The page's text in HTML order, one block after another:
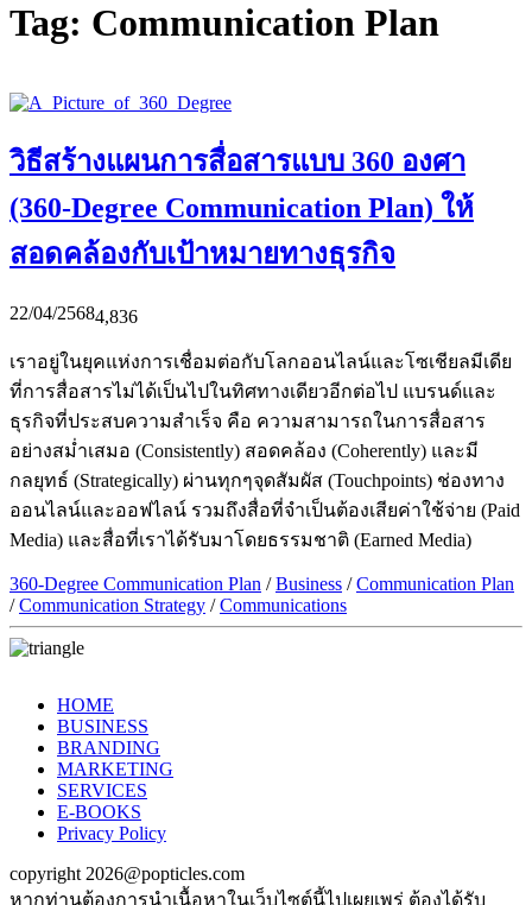
Tag: Communication Plan
วิธีสร้างแผนการสื่อสารแบบ 360 องศา
(360-Degree Communication Plan) ให้
สอดคล้องกับเป้าหมายทางธุรกิจ
22/04/25684,836
เราอยู่ในยุคแห่งการเชื่อมต่อกับโลกออนไลน์และโซเชียลมีเดีย
ที่การสื่อสารไม่ได้เป็นไปในทิศทางเดียวอีกต่อไป แบรนด์และ
ธุรกิจที่ประสบความสำเร็จ คือ ความสามารถในการสื่อสาร
อย่างสม่ำเสมอ (Consistently) สอดคล้อง (Coherently) และมี
กลยุทธ์ (Strategically) ผ่านทุกๆจุดสัมผัส (Touchpoints) ช่องทาง
ออนไลน์และออฟไลน์ รวมถึงสื่อที่จำเป็นต้องเสียค่าใช้จ่าย (Paid
Media) และสื่อที่เราได้รับมาโดยธรรมชาติ (Earned Media)
360-Degree Communication Plan /Business /Communication Plan
/Communication Strategy /Communications
HOME
BUSINESS
BRANDING
MARKETING
SERVICES
E-BOOKS
Privacy Policy
copyright 2026@popticles.com
หากท่านต้องการนำเนื้อหาในเว็บไซต์นี้ไปเผยเพร่ ต้องได้รับ